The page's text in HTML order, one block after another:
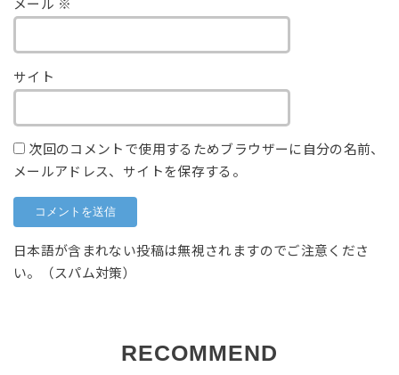
メール ※
サイト
次回のコメントで使用するためブラウザーに自分の名前、
メールアドレス、サイトを保存する。
日本語が含まれない投稿は無視されますのでご注意くださ
い。（スパム対策）
RECOMMEND